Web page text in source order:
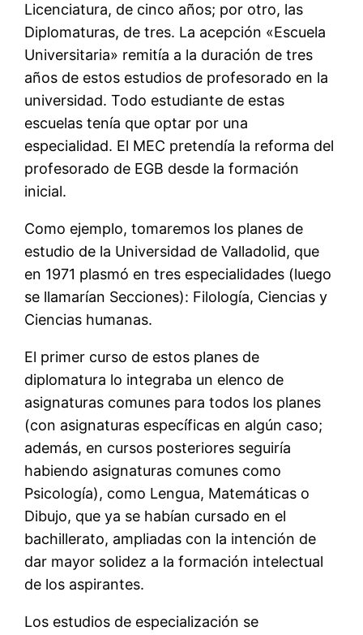
Licenciatura, de cinco años; por otro, las
Diplomaturas, de tres. La acepción «Escuela
Universitaria» remitía a la duración de tres
años de estos estudios de profesorado en la
universidad. Todo estudiante de estas
escuelas tenía que optar por una
especialidad. El MEC pretendía la reforma del
profesorado de EGB desde la formación
inicial.
Como ejemplo, tomaremos los planes de
estudio de la Universidad de Valladolid, que
en 1971 plasmó en tres especialidades (luego
se llamarían Secciones): Filología, Ciencias y
Ciencias humanas.
El primer curso de estos planes de
diplomatura lo integraba un elenco de
asignaturas comunes para todos los planes
(con asignaturas específicas en algún caso;
además, en cursos posteriores seguiría
habiendo asignaturas comunes como
Psicología), como Lengua, Matemáticas o
Dibujo, que ya se habían cursado en el
bachillerato, ampliadas con la intención de
dar mayor solidez a la formación intelectual
de los aspirantes.
Los estudios de especialización se